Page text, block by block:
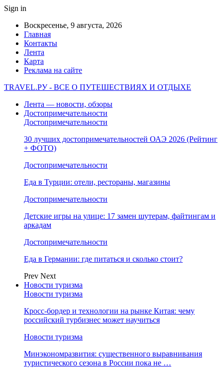
Sign in
Воскресенье, 9 августа, 2026
Главная
Контакты
Лента
Карта
Реклама на сайте
TRAVEL.РУ - ВСЕ О ПУТЕШЕСТВИЯХ И ОТДЫХЕ
Лента — новости, обзоры
Достопримечательности
Достопримечательности
30 лучших достопримечательностей ОАЭ 2026 (Рейтинг
+ ФОТО)
Достопримечательности
Еда в Турции: отели, рестораны, магазины
Достопримечательности
Детские игры на улице: 17 замен шутерам, файтингам и
аркадам
Достопримечательности
Еда в Германии: где питаться и сколько стоит?
Prev Next
Новости туризма
Новости туризма
Кросс-бордер и технологии на рынке Китая: чему
российский турбизнес может научиться
Новости туризма
Минэкономразвития: существенного выравнивания
туристического сезона в России пока не …